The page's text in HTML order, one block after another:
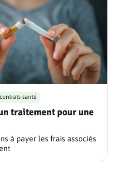
traitement pour une
santé
à payer les frais associés